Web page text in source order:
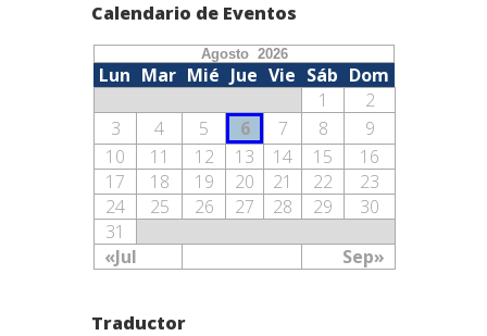
Calendario de Eventos
Agosto 2026
Lun Mar Mié Jue Vie Sáb Dom
«Jul Sep»
1
2
3
4 5 6 7 8
9
10
11 12 13 14 15
16
17
18 19 20 21 22
23
24
25 26 27 28 29
30
31
Traductor